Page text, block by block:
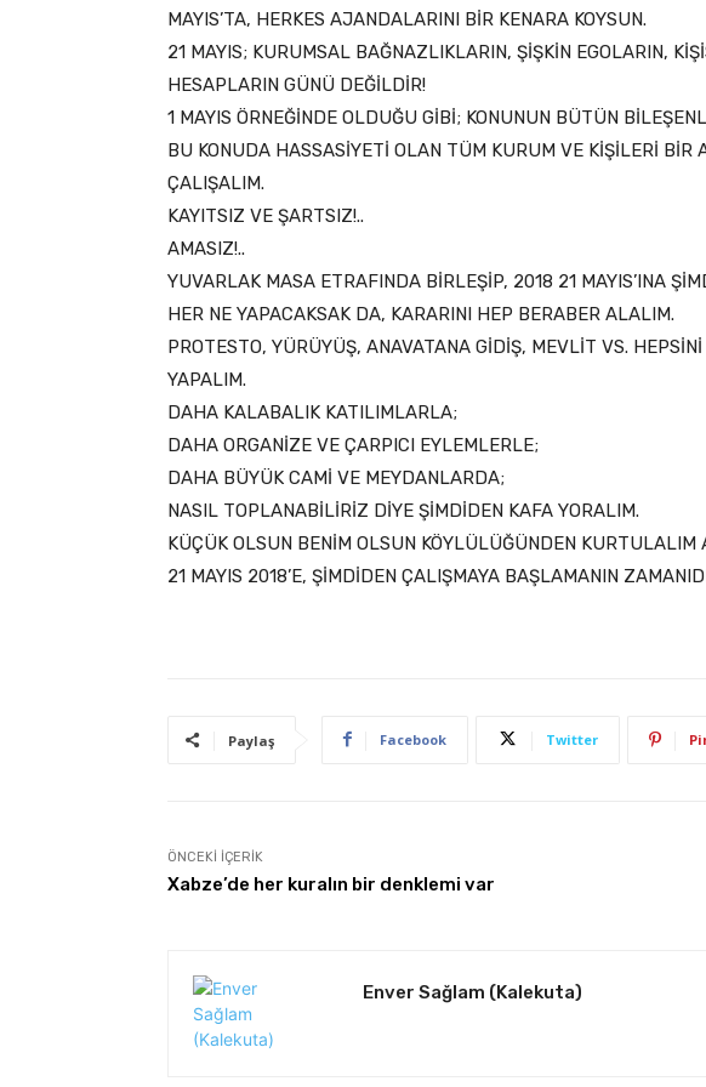
MAYIS’TA, HERKES AJANDALARINI BİR KENARA KOYSUN.
21 MAYIS; KURUMSAL BAĞNAZLIKLARIN, ŞİŞKİN EGOLARIN,
HESAPLARIN GÜNÜ DEĞİLDİR!
1 MAYIS ÖRNEĞİNDE OLDUĞU GİBİ; KONUNUN BÜTÜN
BU KONUDA HASSASİYETİ OLAN TÜM KURUM VE KİŞİLERİ BİR
ÇALIŞALIM.
KAYITSIZ VE ŞARTSIZ!..
AMASIZ!..
YUVARLAK MASA ETRAFINDA BİRLEŞİP, 2018 21 MAYIS’INA
HER NE YAPACAKSAK DA, KARARINI HEP BERABER ALALIM.
PROTESTO, YÜRÜYÜŞ, ANAVATANA GİDİŞ, MEVLİT VS.
YAPALIM.
DAHA KALABALIK KATILIMLARLA;
DAHA ORGANİZE VE ÇARPICI EYLEMLERLE;
DAHA BÜYÜK CAMİ VE MEYDANLARDA;
NASIL TOPLANABİLİRİZ DİYE ŞİMDİDEN KAFA YORALIM.
KÜÇÜK OLSUN BENİM OLSUN KÖYLÜLÜĞÜNDEN KURTULALIM
21 MAYIS 2018’E, ŞİMDİDEN ÇALIŞMAYA BAŞLAMANIN
Paylaş Facebook Twitter
ÖNCEKI İÇERIK
Xabze’de her kuralın bir denklemi var
Enver Sağlam (Kalekuta)